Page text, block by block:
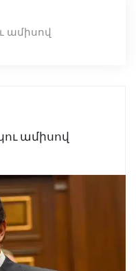
ամիսով
ամիսով